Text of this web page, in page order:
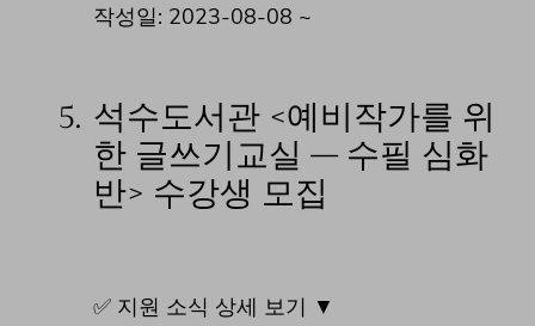
작성일: 2023-08-08 ~
5. 석수도서관 <예비작가를 위
한 글쓰기교실 – 수필 심화
반> 수강생 모집
✅ 지원 소식 상세 보기 ▼